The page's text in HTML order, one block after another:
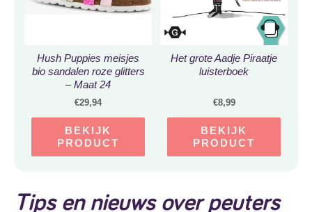
Hush Puppies meisjes
bio sandalen roze glitters
– Maat 24
€29,94
BEKIJK
PRODUCT
Het grote Aadje Piraatje
luisterboek
€8,99
BEKIJK
PRODUCT
Tips en nieuws over peuters